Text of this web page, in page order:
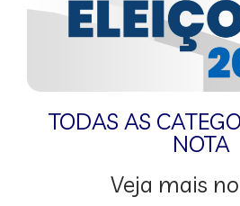
TODAS AS
NOTA
Veja mais